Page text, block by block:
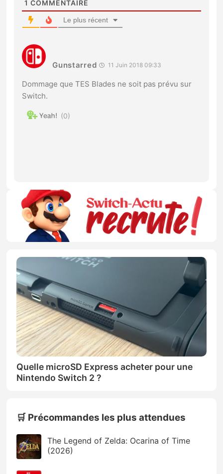
1 COMMENTAIRE
Le plus récent
Gunstarred 11 Juin 2018 09:33
Dommage que TES Blades ne soit pas prévu sur
Switch.
0
Quelle microSD Express acheter pour une
Nintendo Switch 2 ?
🛒 Précommandes les plus attendues
The Legend of Zelda: Ocarina of Time
(2026)